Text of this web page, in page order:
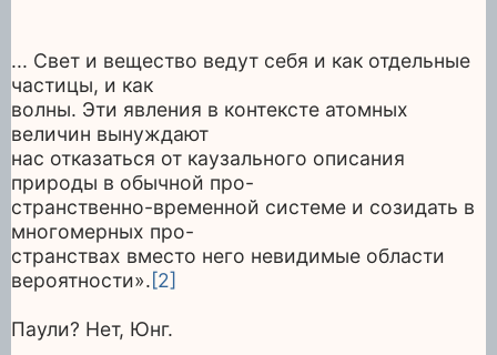
... Свет и вещество ведут себя и как отдельные
частицы, и как
волны. Эти явления в контексте атомных
величин вынуждают
нас отказаться от каузального описания
природы в обычной про-
странственно-временной системе и созидать в
многомерных про-
странствах вместо него невидимые области
вероятности».[2]
Паули? Нет, Юнг.